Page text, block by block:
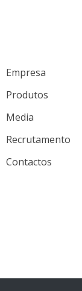
Empresa
Produtos
Media
Recrutamento
Contactos